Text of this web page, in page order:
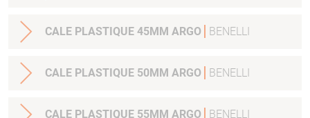
CALE PLASTIQUE 45MM ARGO BENELLI
CALE PLASTIQUE 50MM ARGO BENELLI
CALE PLASTIQUE 55MM ARGO BENELLI